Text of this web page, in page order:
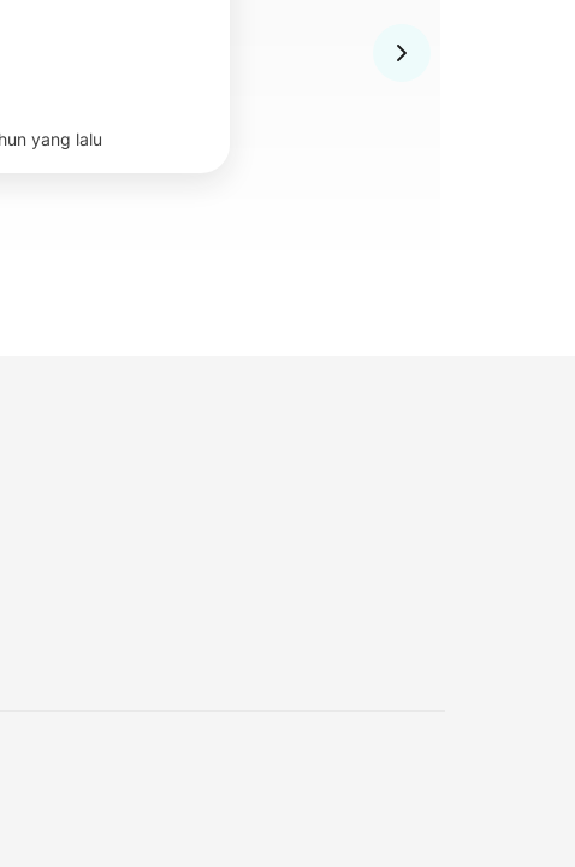
yang lalu